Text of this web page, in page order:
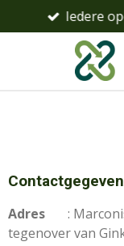
direct
Iedere
Adres :
tegenover van